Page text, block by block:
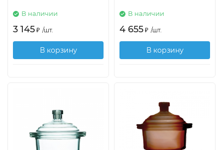
В наличии
3 145 ₽ /шт.
В корзину
В наличии
4 655 ₽ /шт.
В корзину